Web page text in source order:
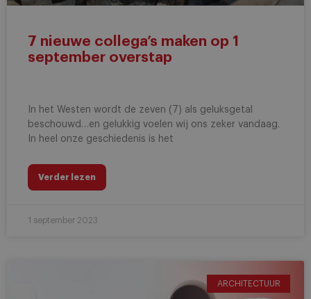
7 nieuwe collega’s maken op 1
september overstap
In het Westen wordt de zeven (7) als geluksgetal
beschouwd…en gelukkig voelen wij ons zeker vandaag.
In heel onze geschiedenis is het
Verder lezen
1 september 2023
ARCHITECTUUR